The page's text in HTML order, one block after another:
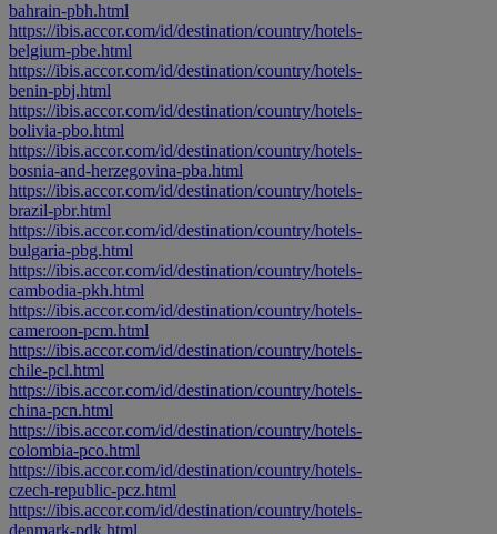
bahrain-pbh.html
https://ibis.accor.com/id/destination/country/hotels-
belgium-pbe.html
https://ibis.accor.com/id/destination/country/hotels-
benin-pbj.html
https://ibis.accor.com/id/destination/country/hotels-
bolivia-pbo.html
https://ibis.accor.com/id/destination/country/hotels-
bosnia-and-herzegovina-pba.html
https://ibis.accor.com/id/destination/country/hotels-
brazil-pbr.html
https://ibis.accor.com/id/destination/country/hotels-
bulgaria-pbg.html
https://ibis.accor.com/id/destination/country/hotels-
cambodia-pkh.html
https://ibis.accor.com/id/destination/country/hotels-
cameroon-pcm.html
https://ibis.accor.com/id/destination/country/hotels-
chile-pcl.html
https://ibis.accor.com/id/destination/country/hotels-
china-pcn.html
https://ibis.accor.com/id/destination/country/hotels-
colombia-pco.html
https://ibis.accor.com/id/destination/country/hotels-
czech-republic-pcz.html
https://ibis.accor.com/id/destination/country/hotels-